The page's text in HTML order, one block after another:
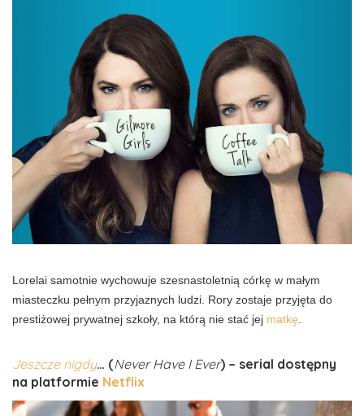
Lorelai samotnie wychowuje szesnastoletnią córkę w małym
miasteczku pełnym przyjaznych ludzi. Rory zostaje przyjęta do
prestiżowej prywatnej szkoły, na którą nie stać jej matkę
Jeszcze nigdy… (Never Have I Ever) – serial dostępny
na platformie Netflix